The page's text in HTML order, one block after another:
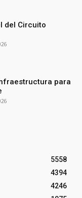
del Circuito
para
5558
4394
4246